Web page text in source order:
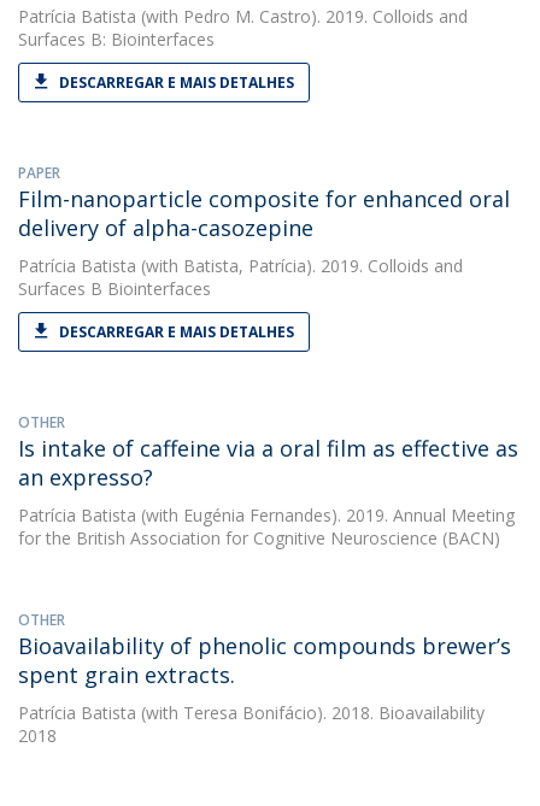
Patrícia Batista (with Pedro M. Castro). 2019. Colloids and
Surfaces B: Biointerfaces
DESCARREGAR E MAIS DETALHES
PAPER
Film-nanoparticle composite for enhanced oral
delivery of alpha-casozepine
Patrícia Batista (with Batista, Patrícia). 2019. Colloids and
Surfaces B Biointerfaces
DESCARREGAR E MAIS DETALHES
OTHER
Is intake of caffeine via a oral film as effective as
an expresso?
Patrícia Batista (with Eugénia Fernandes). 2019. Annual Meeting
for the British Association for Cognitive Neuroscience (BACN)
OTHER
Bioavailability of phenolic compounds brewer’s
spent grain extracts.
Patrícia Batista (with Teresa Bonifácio). 2018. Bioavailability
2018